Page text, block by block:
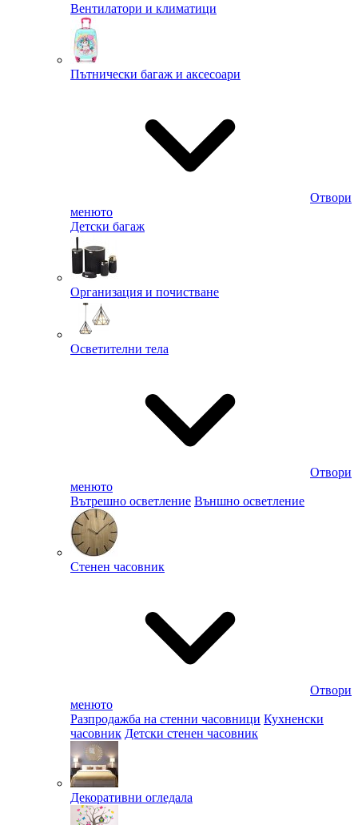
Вентилатори и климатици
Пътнически багаж и аксесоари
Отвори
менюто
Детски багаж
Организация и почистване
Осветителни тела
Отвори
менюто
Вътрешно осветление Външно осветление
Стенен часовник
Отвори
менюто
Разпродажба на стенни часовници Кухненски
часовник Детски стенен часовник
Декоративни огледала